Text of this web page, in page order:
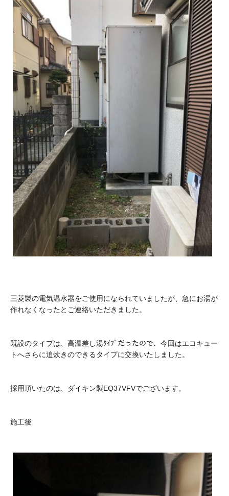
三菱製の電気温水器をご使用になられていましたが、急にお湯が
作れなくなったとご連絡いただきました。
既設のタイプは、高温差し湯ﾀｲﾌﾟだったので、今回はエコキュー
トへさらに追炊きのできるタイプに交換いたしました。
採用頂いたのは、ダイキン製EQ37VFVでございます。
施工後